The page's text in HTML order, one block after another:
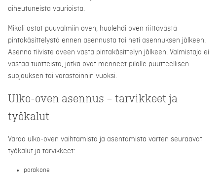
aiheutuneista vaurioista.
Mikäli ostat puuvalmiin oven, huolehdi oven riittävästä
pintakäsittelystä ennen asennusta tai heti asennuksen jälkeen.
Asenna tiiviste oveen vasta pintakäsittelyn jälkeen. Valmistaja ei
vastaa tuotteista, jotka ovat menneet pilalle puutteellisen
suojauksen tai varastoinnin vuoksi.
Ulko-oven asennus – tarvikkeet ja
työkalut
Varaa ulko-oven vaihtamista ja asentamista varten seuraavat
työkalut ja tarvikkeet:
porakone